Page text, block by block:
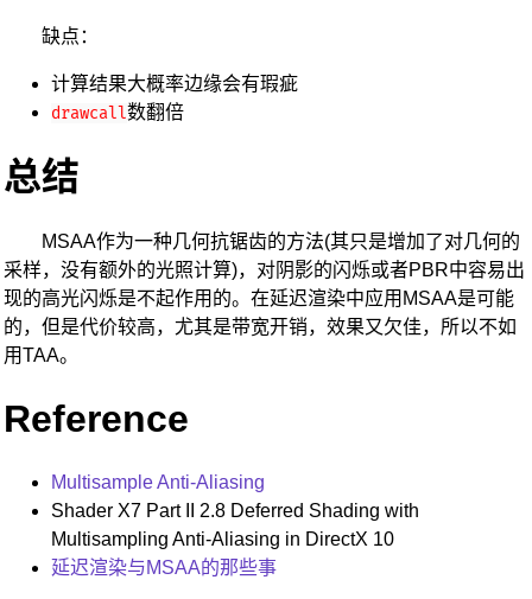
缺点：
计算结果大概率边缘会有瑕疵
drawcall数翻倍
总结
MSAA作为一种几何抗锯齿的方法(其只是增加了对几何的
采样，没有额外的光照计算)，对阴影的闪烁或者PBR中容易出
现的高光闪烁是不起作用的。在延迟渲染中应用MSAA是可能
的，但是代价较高，尤其是带宽开销，效果又欠佳，所以不如
用TAA。
Reference
Multisample Anti-Aliasing
Shader X7 Part II 2.8 Deferred Shading with
Multisampling Anti-Aliasing in DirectX 10
延迟渲染与MSAA的那些事